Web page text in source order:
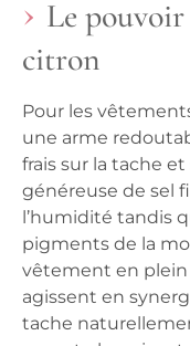
Le
citron
Pour les
une arme
frais sur la tache
généreuse de sel
l’humidité tandis
pigments de la
vêtement en plein
agissent en
tache